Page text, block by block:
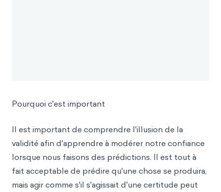
Pourquoi c'est important
Il est important de comprendre l'illusion de la
validité afin d'apprendre à modérer notre confiance
lorsque nous faisons des prédictions. Il est tout à
fait acceptable de prédire qu'une chose se produira,
mais agir comme s'il s'agissait d'une certitude peut